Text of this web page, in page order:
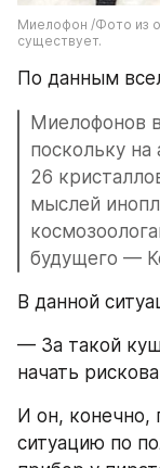
Миелофон /Фото из
существует.
По данным
Миелофонов
поскольку
26
мыслей
будущего —
В данной
— За такой
начать
И он, конечно,
ситуацию по